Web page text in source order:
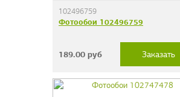
102496759
Фотообои 102496759
189.00руб Заказать